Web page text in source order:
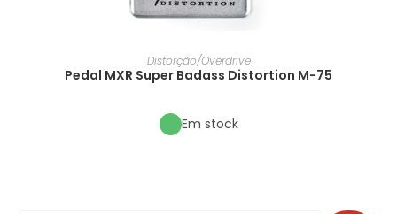
Distorção/Overdrive
Pedal MXR Super Badass Distortion M-75
Em stock